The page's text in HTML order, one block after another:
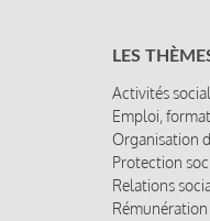
LES
Activités
Emploi,
Organisation
Protection
Relations